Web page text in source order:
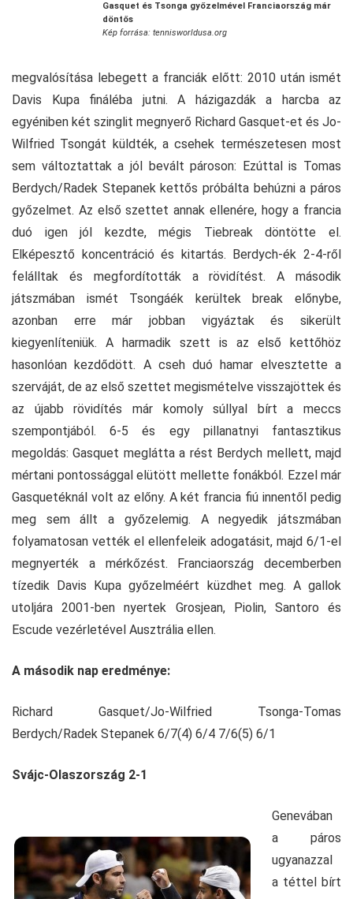
Gasquet és Tsonga győzelmével Franciaország már
döntős
Kép forrása: tennisworldusa.org
megvalósítása lebegett a franciák előtt: 2010 után ismét
Davis Kupa fináléba jutni. A házigazdák a harcba az
egyéniben két szinglit megnyerő Richard Gasquet-et és Jo-
Wilfried Tsongát küldték, a csehek természetesen most
sem változtattak a jól bevált pároson: Ezúttal is Tomas
Berdych/Radek Stepanek kettős próbálta behúzni a páros
győzelmet. Az első szettet annak ellenére, hogy a francia
duó igen jól kezdte, mégis Tiebreak döntötte el.
Elképesztő koncentráció és kitartás. Berdych-ék 2-4-ről
felálltak és megfordították a rövidítést. A második
játszmában ismét Tsongáék kerültek break előnybe,
azonban erre már jobban vigyáztak és sikerült
kiegyenlíteniük. A harmadik szett is az első kettőhöz
hasonlóan kezdődött. A cseh duó hamar elvesztette a
szerváját, de az első szettet megismételve visszajöttek és
az újabb rövidítés már komoly súllyal bírt a meccs
szempontjából. 6-5 és egy pillanatnyi fantasztikus
megoldás: Gasquet meglátta a rést Berdych mellett, majd
mértani pontossággal elütött mellette fonákból. Ezzel már
Gasquetéknál volt az előny. A két francia fiú innentől pedig
meg sem állt a győzelemig. A negyedik játszmában
folyamatosan vették el ellenfeleik adogatásit, majd 6/1-el
megnyerték a mérkőzést. Franciaország decemberben
tízedik Davis Kupa győzelméért küzdhet meg. A gallok
utoljára 2001-ben nyertek Grosjean, Piolin, Santoro és
Escude vezérletével Ausztrália ellen.
A második nap eredménye:
Richard Gasquet/Jo-Wilfried Tsonga-Tomas
Berdych/Radek Stepanek 6/7(4) 6/4 7/6(5) 6/1
Svájc-Olaszország 2-1
Genevában
a páros
ugyanazzal
a téttel bírt